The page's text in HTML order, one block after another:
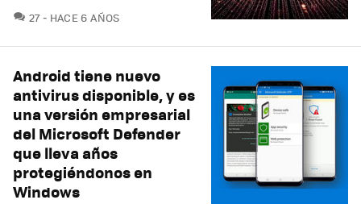
27COMENTARIOS
HACE 6 AÑOS
Android tiene nuevo
antivirus disponible, y es
una versión empresarial
del Microsoft Defender
que lleva años
protegiéndonos en
Windows